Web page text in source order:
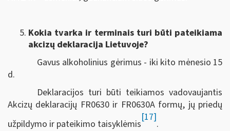
Kokia tvarka ir terminais turi būti pateikiama
akcizų deklaracija Lietuvoje?
Gavus alkoholinius gėrimus - iki kito mėnesio 15
d.
Deklaracijos turi būti teikiamos vadovaujantis
Akcizų deklaracijų FR0630 ir FR0630A formų, jų priedų
užpildymo ir pateikimo taisyklėmis
[17]
.